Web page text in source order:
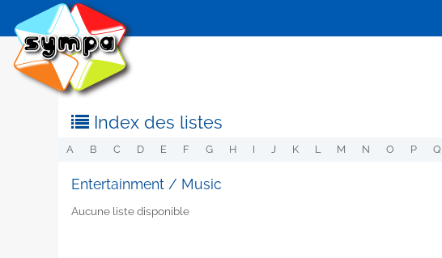
Index des listes
A B C D E F G H I J K L M N O P Q
Entertainment / Music
Aucune liste disponible